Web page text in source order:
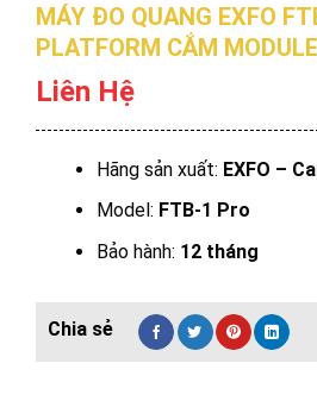
MÁY ĐO QUANG EXFO
PLATFORM CẮM MODULE
Liên Hệ
Hãng sản xuất: EXFO –
Model: FTB-1 Pro
Bảo hành: 12 tháng